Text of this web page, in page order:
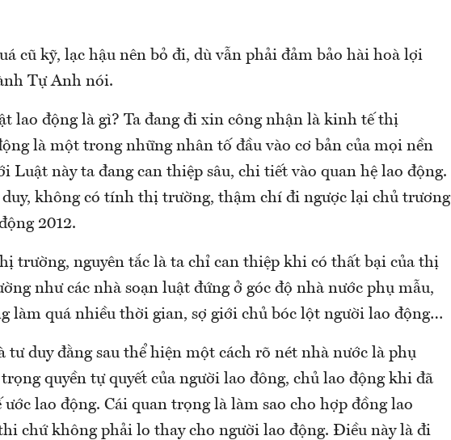
cũ kỹ, lạc hậu nên bỏ đi, dù vẫn phải đảm bảo hài hoà lợi
Tự Anh nói.
lao động là gì? Ta đang đi xin công nhận là kinh tế thị
là một trong những nhân tố đầu vào cơ bản của mọi nền
Luật này ta đang can thiệp sâu, chi tiết vào quan hệ lao động.
duy, không có tính thị trường, thậm chí đi ngược lại chủ trương
2012.
trường, nguyên tắc là ta chỉ can thiệp khi có thất bại của thị
như các nhà soạn luật đứng ở góc độ nhà nước phụ mẫu,
làm quá nhiều thời gian, sợ giới chủ bóc lột người lao động…
tư duy đằng sau thể hiện một cách rõ nét nhà nước là phụ
quyền tự quyết của người lao đông, chủ lao động khi đã
ước lao động. Cái quan trọng là làm sao cho hợp đồng lao
chứ không phải lo thay cho người lao động. Điều này là đi